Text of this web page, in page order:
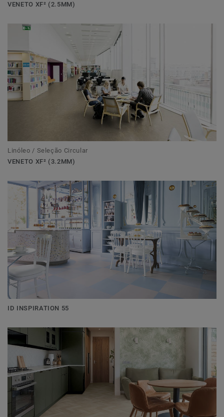
VENETO XF² (2.5MM)
Linóleo / Seleção Circular
VENETO XF² (3.2MM)
ID INSPIRATION 55